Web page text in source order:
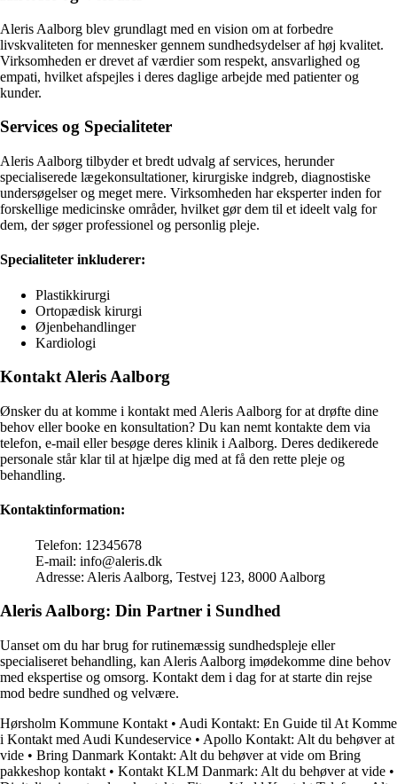
Aleris Aalborg blev grundlagt med en vision om at forbedre
livskvaliteten for mennesker gennem sundhedsydelser af høj kvalitet.
Virksomheden er drevet af værdier som respekt, ansvarlighed og
empati, hvilket afspejles i deres daglige arbejde med patienter og
kunder.
Services og Specialiteter
Aleris Aalborg tilbyder et bredt udvalg af services, herunder
specialiserede lægekonsultationer, kirurgiske indgreb, diagnostiske
undersøgelser og meget mere. Virksomheden har eksperter inden for
forskellige medicinske områder, hvilket gør dem til et ideelt valg for
dem, der søger professionel og personlig pleje.
Specialiteter inkluderer:
Plastikkirurgi
Ortopædisk kirurgi
Øjenbehandlinger
Kardiologi
Kontakt Aleris Aalborg
Ønsker du at komme i kontakt med Aleris Aalborg for at drøfte dine
behov eller booke en konsultation? Du kan nemt kontakte dem via
telefon, e-mail eller besøge deres klinik i Aalborg. Deres dedikerede
personale står klar til at hjælpe dig med at få den rette pleje og
behandling.
Kontaktinformation:
Telefon: 12345678
E-mail: info@aleris.dk
Adresse: Aleris Aalborg, Testvej 123, 8000 Aalborg
Aleris Aalborg: Din Partner i Sundhed
Uanset om du har brug for rutinemæssig sundhedspleje eller
specialiseret behandling, kan Aleris Aalborg imødekomme dine behov
med ekspertise og omsorg. Kontakt dem i dag for at starte din rejse
mod bedre sundhed og velvære.
Hørsholm Kommune Kontakt • Audi Kontakt: En Guide til At Komme
i Kontakt med Audi Kundeservice • Apollo Kontakt: Alt du behøver at
vide • Bring Danmark Kontakt: Alt du behøver at vide om Bring
pakkeshop kontakt • Kontakt KLM Danmark: Alt du behøver at vide •